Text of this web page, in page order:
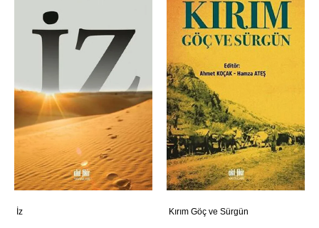
İz Kırım Göç ve Sürgün